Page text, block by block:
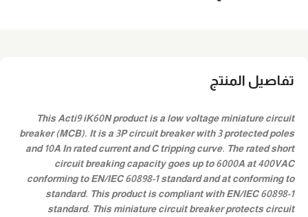
تفاصيل المنتج
This Acti9 iK60N product is a low voltage miniature circuit
breaker (MCB). It is a 3P circuit breaker with 3 protected poles
and 10A In rated current and C tripping curve. The rated short
circuit breaking capacity goes up to 6000A at 400VAC
conforming to EN/IEC 60898-1 standard and at conforming to
standard. This product is compliant with EN/IEC 60898-1
standard. This miniature circuit breaker protects circuit